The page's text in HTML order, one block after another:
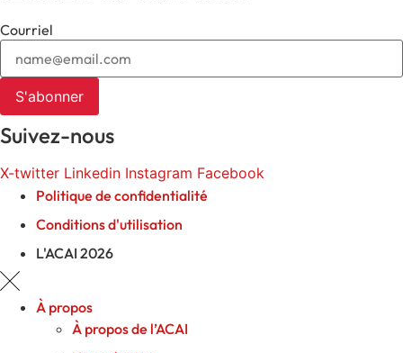
Courriel
S'abonner
Suivez-nous
X-twitter Linkedin Instagram Facebook
Politique de confidentialité
Conditions d'utilisation
L'ACAI 2026
À propos
À propos de l’ACAI